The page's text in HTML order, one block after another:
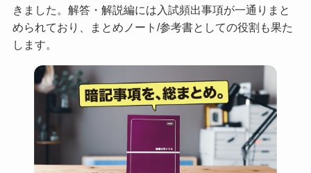
きました。解答・解説編には入試頻出事項が一通りまと
められており、まとめノート/参考書としての役割も果た
します。